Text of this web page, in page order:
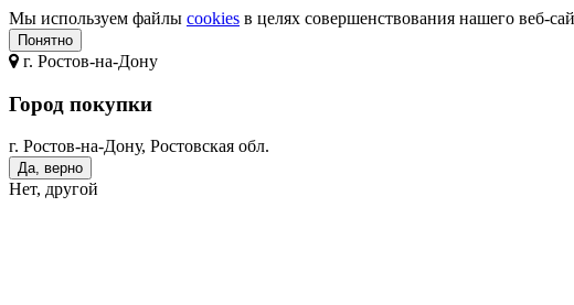
Мы используем файлы cookies в целях совершенствования нашего веб-
Понятно
г. Ростов-на-Дону
Город покупки
г. Ростов-на-Дону, Ростовская обл.
Да, верно
Нет, другой